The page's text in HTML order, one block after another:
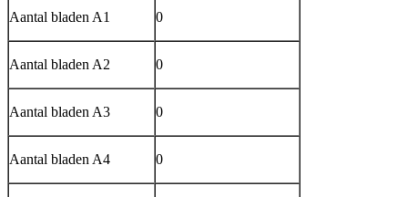
Aantal bladen A1 0
Aantal bladen A2 0
Aantal bladen A3 0
Aantal bladen A4 0